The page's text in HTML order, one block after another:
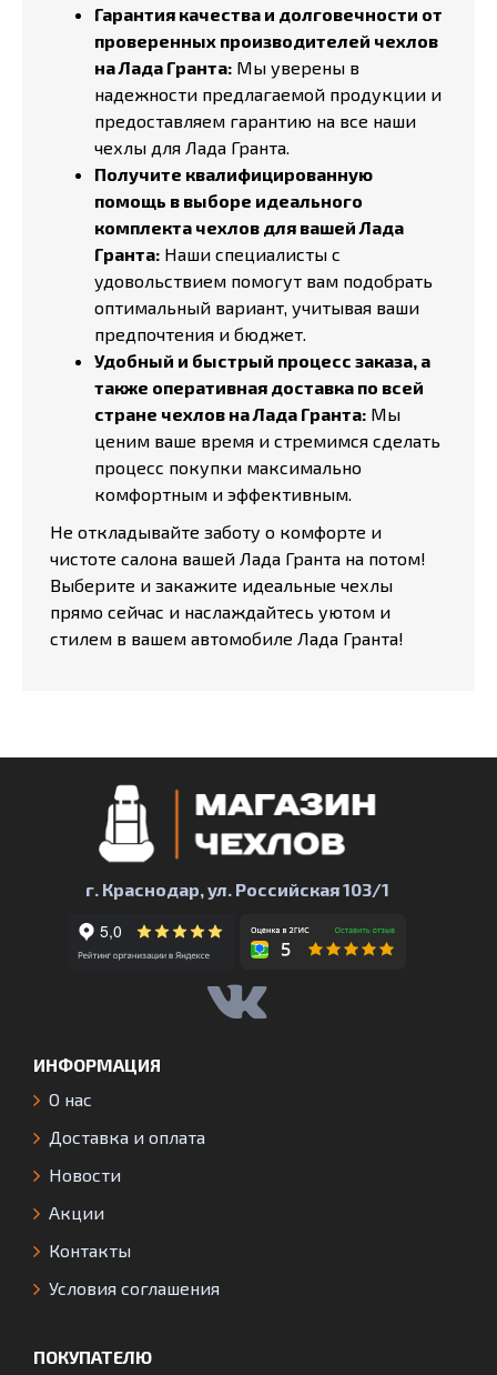
Гарантия качества и долговечности от
проверенных производителей чехлов
на Лада Гранта: Мы уверены в
надежности предлагаемой продукции и
предоставляем гарантию на все наши
чехлы для Лада Гранта.
Получите квалифицированную
помощь в выборе идеального
комплекта чехлов для вашей Лада
Гранта: Наши специалисты с
удовольствием помогут вам подобрать
оптимальный вариант, учитывая ваши
предпочтения и бюджет.
Удобный и быстрый процесс заказа, а
также оперативная доставка по всей
стране чехлов на Лада Гранта: Мы
ценим ваше время и стремимся сделать
процесс покупки максимально
комфортным и эффективным.
Не откладывайте заботу о комфорте и
чистоте салона вашей Лада Гранта на потом!
Выберите и закажите идеальные чехлы
прямо сейчас и наслаждайтесь уютом и
стилем в вашем автомобиле Лада Гранта!
г. Краснодар, ул. Российская 103/1
ИНФОРМАЦИЯ
О нас
Доставка и оплата
Новости
Акции
Контакты
Условия соглашения
ПОКУПАТЕЛЮ